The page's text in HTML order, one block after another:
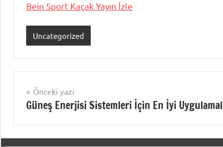
Bein Sport Kaçak Yayın İzle
Uncategorized
Yazı
gezinmesi
Önceki yazı
Güneş Enerjisi Sistemleri İçin En İyi